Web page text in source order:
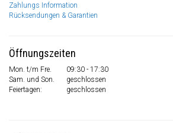
Zahlungs Information
Rücksendungen & Garantien
Öffnungszeiten
Mon. t/m Fre.
09:30 - 17:30
Sam. und Son.
geschlossen
Feiertagen:
geschlossen